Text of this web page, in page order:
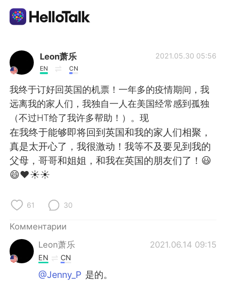
Приложение для Языкового Обмена
AI Grammar Checker
Русский
English 简体中文
繁體中文
العربية
Deutsch
한국어
Indonesia Italiano
Leon萧乐
EN CN
2021.05.30 05:56
我终于订好回英国的机票！一年多的疫情期间，我
远离我的家人们，我独自一人在美国经常感到孤独
（不过HT给了我许多帮助！）。现
在我终于能够即将回到英国和我的家人们相聚，
真是太开心了，我很激动！我等不及要见到我的
父母，哥哥和姐姐，和我在英国的朋友们了！😃
😄❤☀☀
61 30
Комментарии
Leon萧乐
2021.06.14 09:15
EN CN
@Jenny_P 是的。